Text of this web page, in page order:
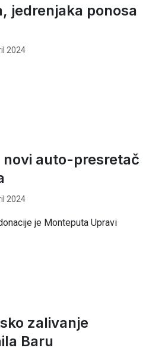
jedrenjaka ponosa
2024
novi auto-presretač
2024
je Monteputa Upravi
zalivanje
Baru